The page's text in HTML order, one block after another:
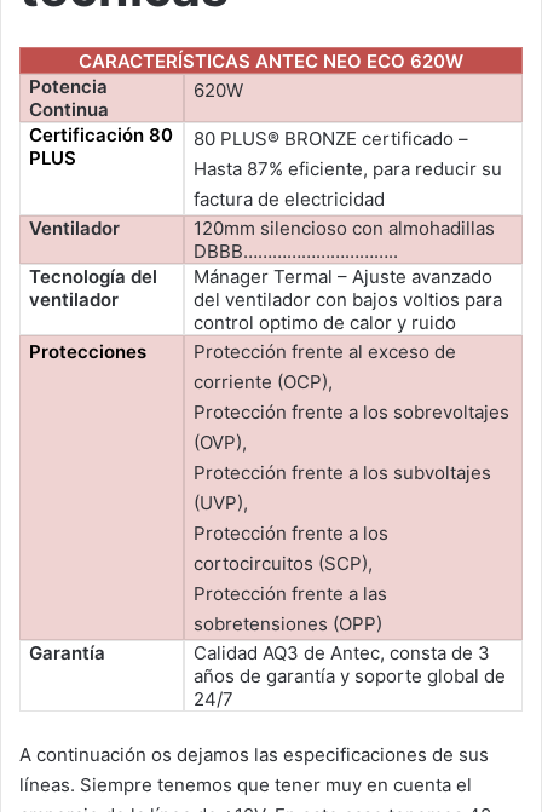
CARACTERÍSTICAS ANTEC NEO ECO 620W
Potencia
Continua
620W
Certificación 80
PLUS
80 PLUS® BRONZE certificado –
Hasta 87% eficiente, para reducir su
factura de electricidad
Ventilador
120mm silencioso con almohadillas
DBBB…………………………..
Tecnología del
ventilador
Mánager Termal – Ajuste avanzado
del ventilador con bajos voltios para
control optimo de calor y ruido
Protecciones
Protección frente al exceso de
corriente (OCP),
Protección frente a los sobrevoltajes
(OVP),
Protección frente a los subvoltajes
(UVP),
Protección frente a los
cortocircuitos (SCP),
Protección frente a las
sobretensiones (OPP)
Garantía
Calidad AQ3 de Antec, consta de 3
años de garantía y soporte global de
24/7
A continuación os dejamos las especificaciones de sus
líneas. Siempre tenemos que tener muy en cuenta el